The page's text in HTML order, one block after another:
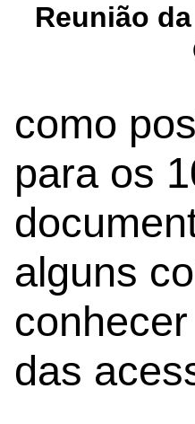
Reunião
como
para os
alguns
das